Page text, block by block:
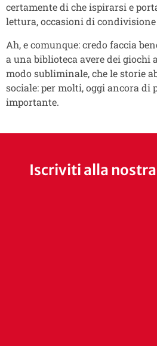
certamente di che ispirarsi e
lettura, occasioni di
Ah, e comunque: credo faccia
a una biblioteca avere dei giochi
modo subliminale, che le storie
sociale: per molti, oggi ancora di
importante.
Iscriviti alla